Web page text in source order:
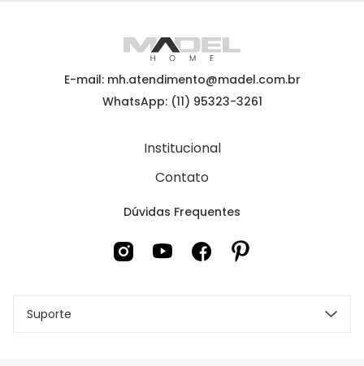
E-mail: mh.atendimento@madel.com.br
WhatsApp: (11) 95323-3261
Institucional
Contato
Dúvidas Frequentes
Suporte